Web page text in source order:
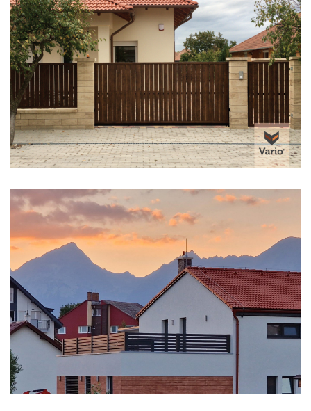
Alumínium kapuk
Alumínium korlátok